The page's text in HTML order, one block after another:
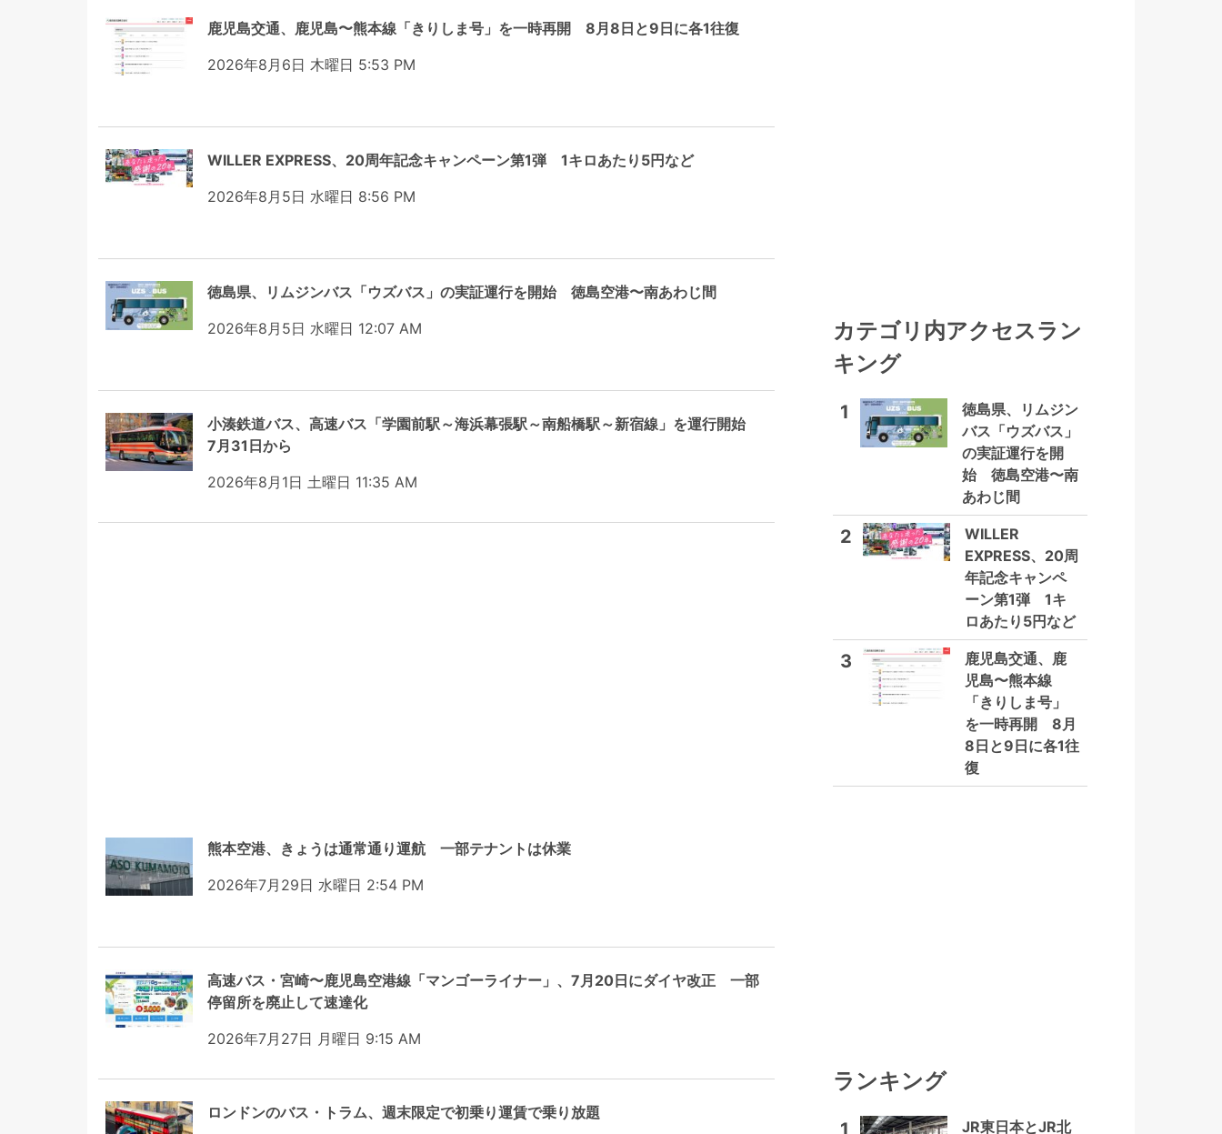
鹿児島交通、鹿児島〜熊本線「きりしま号」を一時再開 8月8日と9日に各1往復
2026年8月6日 木曜日 5:53 PM
WILLER EXPRESS、20周年記念キャンペーン第1弾 1キロあたり5円など
2026年8月5日 水曜日 8:56 PM
徳島県、リムジンバス「ウズバス」の実証運行を開始 徳島空港〜南あわじ間
2026年8月5日 水曜日 12:07 AM
小湊鉄道バス、高速バス「学園前駅～海浜幕張駅～南船橋駅～新宿線」を運行開始
7月31日から
2026年8月1日 土曜日 11:35 AM
熊本空港、きょうは通常通り運航 一部テナントは休業
2026年7月29日 水曜日 2:54 PM
高速バス・宮崎〜鹿児島空港線「マンゴーライナー」、7月20日にダイヤ改正 一部
停留所を廃止して速達化
2026年7月27日 月曜日 9:15 AM
ロンドンのバス・トラム、週末限定で初乗り運賃で乗り放題
カテゴリ内アクセスラン
キング
1
徳島県、リムジン
バス「ウズバス」
の実証運行を開
始 徳島空港〜南
あわじ間
2
WILLER
EXPRESS、20周
年記念キャンペ
ーン第1弾 1キ
ロあたり5円など
3
鹿児島交通、鹿
児島〜熊本線
「きりしま号」
を一時再開 8月
8日と9日に各1往
復
ランキング
1
JR東日本とJR北